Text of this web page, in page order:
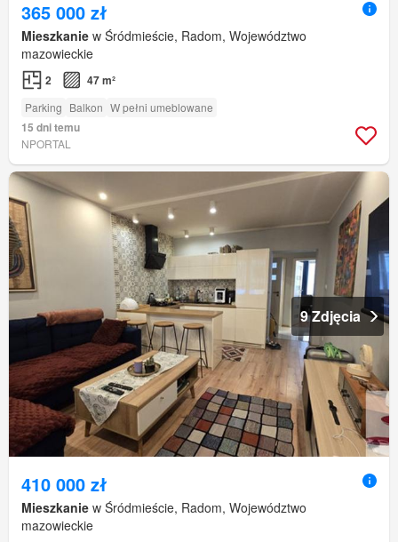
365 000 zł
Mieszkanie w Śródmieście, Radom, Województwo
mazowieckie
2 47 m²
Parking Balkon W pełni umeblowane
15 dni temu
NPORTAL
9 Zdjęcia
410 000 zł
Mieszkanie w Śródmieście, Radom, Województwo
mazowieckie